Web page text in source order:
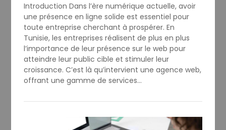
Introduction Dans l’ère numérique actuelle, avoir
une présence en ligne solide est essentiel pour
toute entreprise cherchant à prospérer. En
Tunisie, les entreprises réalisent de plus en plus
l’importance de leur présence sur le web pour
atteindre leur public cible et stimuler leur
croissance. C’est là qu’intervient une agence web,
offrant une gamme de services…